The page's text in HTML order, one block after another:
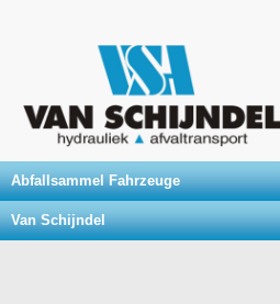
Abfallsammel Fahrzeuge
Van Schijndel